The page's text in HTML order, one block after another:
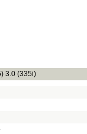
3.0 (335i)